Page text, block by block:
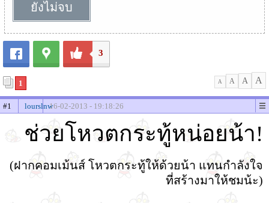
ยังไม่จบ
3
1 A A A A
#1 lourslnw16-02-2013 - 19:18:26
ช่วยโหวตกระทู้หน่อยน้า!
(ฝากคอมเม้นส์ โหวตกระทู้ให้ด้วยน้า แทนกำลังใจ
ที่สร้างมาให้ชมน้ะ)